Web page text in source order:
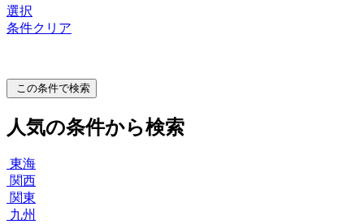
選択
条件クリア
この条件で検索
人気の条件から検索
東海
関西
関東
九州